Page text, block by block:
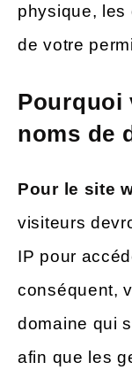
physique, les
de votre
Pourquoi
noms de
Pour le site
visiteurs
IP pour
conséquent,
domaine qui
afin que les